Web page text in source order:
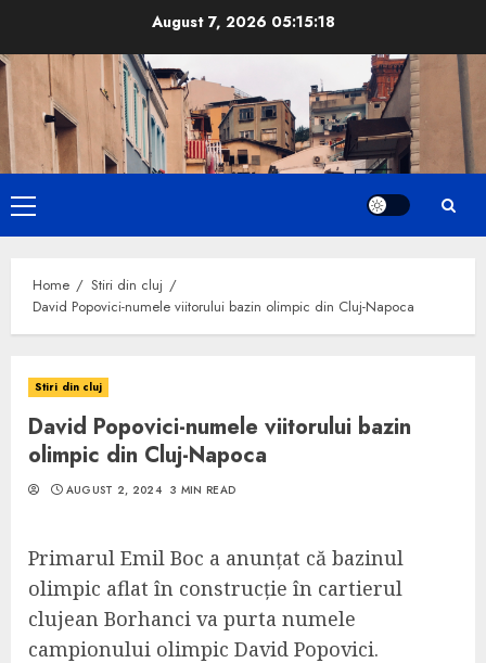
content
August 7, 2026 05:15:19
Primary
Menu
Home
Stiri din cluj
David Popovici-numele viitorului bazin olimpic din Cluj-Napoca
Stiri din cluj
David Popovici-numele viitorului bazin
olimpic din Cluj-Napoca
AUGUST 2, 2024 3 MIN READ
Primarul Emil Boc a anunțat că bazinul
olimpic aflat în construcție în cartierul
clujean Borhanci va purta numele
campionului olimpic David Popovici.